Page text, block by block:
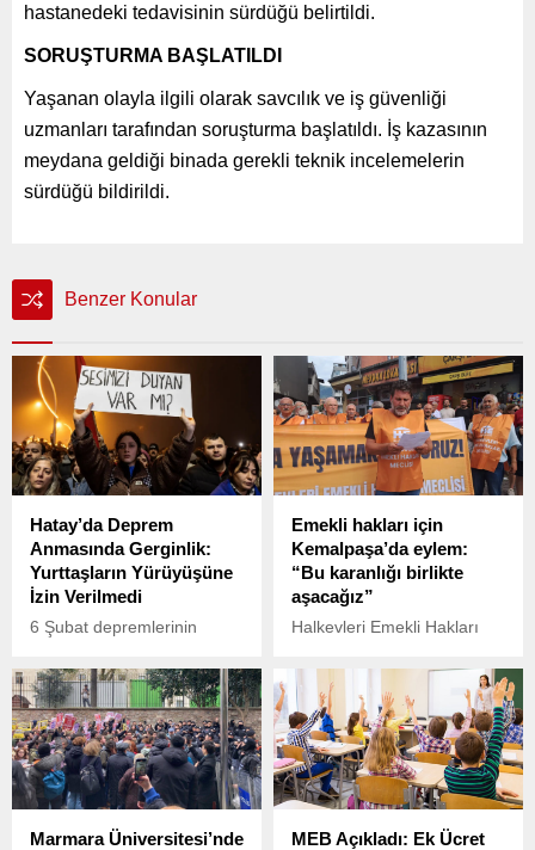
hastanedeki tedavisinin sürdüğü belirtildi.
SORUŞTURMA BAŞLATILDI
Yaşanan olayla ilgili olarak savcılık ve iş güvenliği
uzmanları tarafından soruşturma başlatıldı. İş kazasının
meydana geldiği binada gerekli teknik incelemelerin
sürdüğü bildirildi.
Benzer Konular
Hatay’da Deprem
Anmasında Gerginlik:
Yurttaşların Yürüyüşüne
İzin Verilmedi
6 Şubat depremlerinin
düzenlenen anma
etkinlikleri sırasında gergin
anlar yaşandı.
Emekli hakları için
Kemalpaşa’da eylem:
“Bu karanlığı birlikte
aşacağız”
Halkevleri Emekli Hakları
emeklilerin yaşadığı
ekonomik ve sosyal
sorunlara dikkat çekmek
amacıyla basın açıklaması
düzenledi.
Marmara Üniversitesi’nde
MEB Açıkladı: Ek Ücret